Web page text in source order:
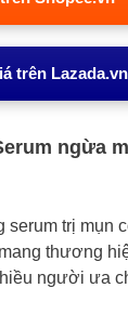
trên Lazada.vn
ngừa
serum trị mụn
thương
người ưa